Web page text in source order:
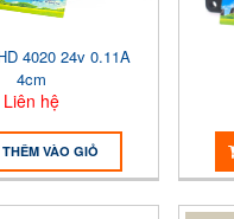
4020 24v 0.11A
4cm
Liên hệ
THÊM VÀO GIỎ